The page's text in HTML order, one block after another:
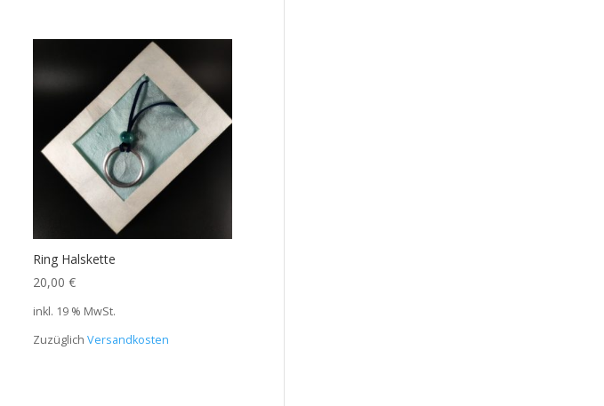
Ring Halskette
20,00 €
inkl. 19 % MwSt.
Zuzüglich Versandkosten